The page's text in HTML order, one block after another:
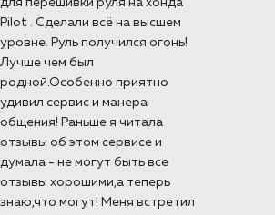
для перешивки руля на хонда
Pilot . Сделали всё на высшем
уровне. Руль получился огонь!
Лучше чем был
родной.Особенно приятно
удивил сервис и манера
общения! Раньше я читала
отзывы об этом сервисе и
думала - не могут быть все
отзывы хорошими,а теперь
знаю,что могут! Меня встретил